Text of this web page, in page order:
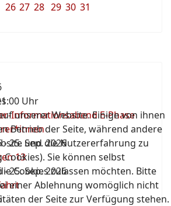
26 27 28 29 30 31
Uhr
Informationsabend E-Phase
-25. Sep. 2026
13
-25. Sep. 2026
unserer Website. Einige von ihnen
Betrieb der Seite, während andere
und die Nutzererfahrung zu
Sie können selbst
Cookies zulassen möchten. Bitte
einer Ablehnung womöglich nicht
der Seite zur Verfügung stehen.